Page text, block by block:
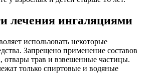
лечения ингаляциями
использовать некоторые
Запрещено применение составов
отвары трав и взвешенные частицы.
только спиртовые и водяные